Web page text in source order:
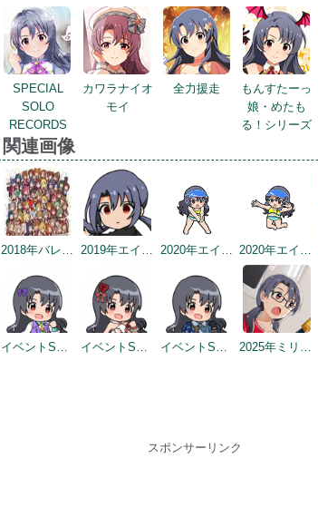
SPECIAL
SOLO
RECORDS
カワラナイオ
モイ
全力援走
もんすたーっ
娘・めたも
る！シリーズ
関連画像
2018年バレンタインデー公式ツイート 2019年エイプリルミニゲーム 2020年エイプリルフールネタ 2020年エイプリルフールネタ
イベントSD #2 イベントSD #4 イベントSD #342 2025年ミリシタ8周年カウントダウン（2日前）
スポンサーリンク